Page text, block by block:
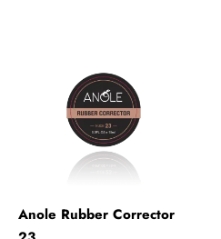
Anole Rubber Corrector